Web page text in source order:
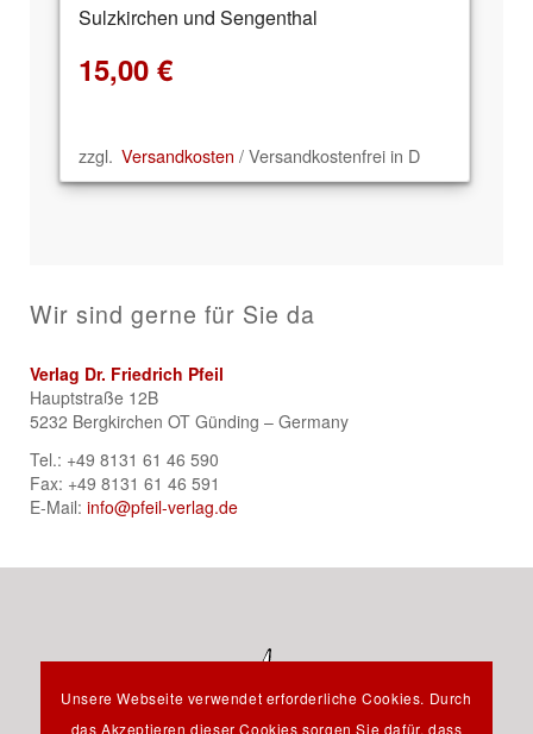
Sulzkirchen und Sengenthal
15,00 €
zzgl. Versandkosten / Versandkostenfrei in D
Wir sind gerne für Sie da
Verlag Dr. Friedrich Pfeil
Hauptstraße 12B
5232 Bergkirchen OT Günding – Germany
Tel.: +49 8131 61 46 590
Fax: +49 8131 61 46 591
E-Mail: info@pfeil-verlag.de
Unsere Webseite verwendet erforderliche Cookies. Durch
das Akzeptieren dieser Cookies sorgen Sie dafür, dass